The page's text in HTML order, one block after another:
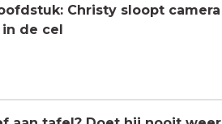
Christy sloopt camera
de cel